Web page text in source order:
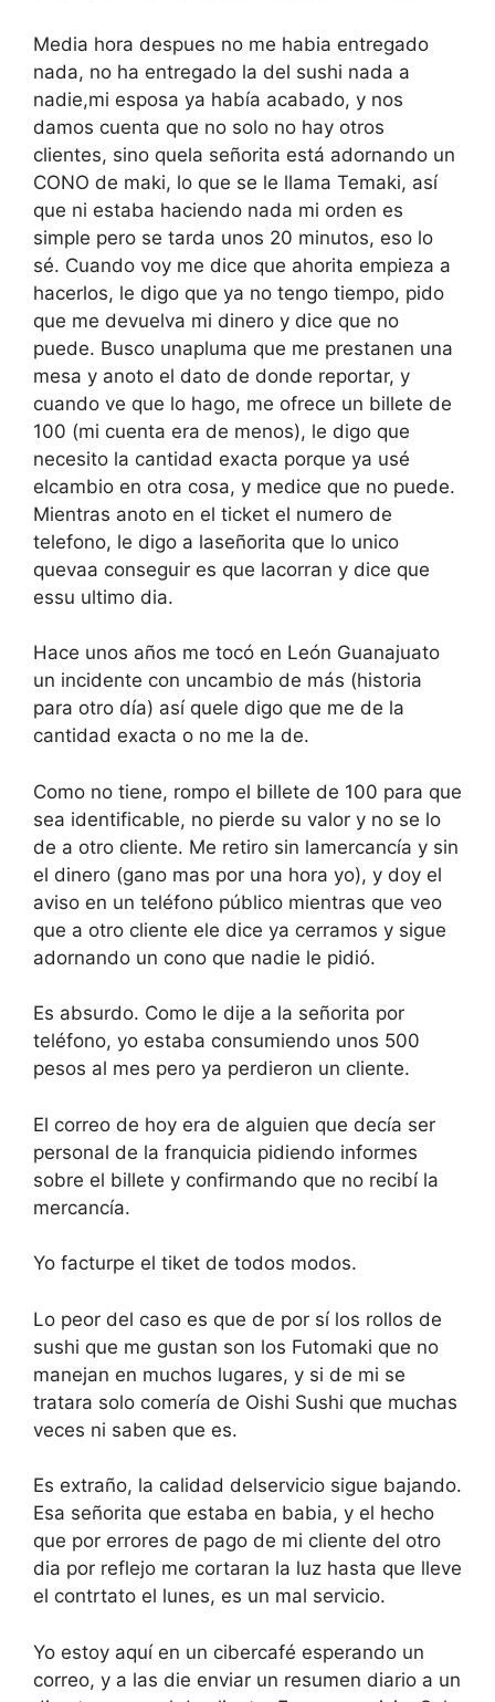
Media hora despues no me habia entregado
nada, no ha entregado la del sushi nada a
nadie,mi esposa ya había acabado, y nos
damos cuenta que no solo no hay otros
clientes, sino quela señorita está adornando un
CONO de maki, lo que se le llama Temaki, así
que ni estaba haciendo nada mi orden es
simple pero se tarda unos 20 minutos, eso lo
sé. Cuando voy me dice que ahorita empieza a
hacerlos, le digo que ya no tengo tiempo, pido
que me devuelva mi dinero y dice que no
puede. Busco unapluma que me prestanen una
mesa y anoto el dato de donde reportar, y
cuando ve que lo hago, me ofrece un billete de
100 (mi cuenta era de menos), le digo que
necesito la cantidad exacta porque ya usé
elcambio en otra cosa, y medice que no puede.
Mientras anoto en el ticket el numero de
telefono, le digo a laseñorita que lo unico
quevaa conseguir es que lacorran y dice que
essu ultimo dia.
Hace unos años me tocó en León Guanajuato
un incidente con uncambio de más (historia
para otro día) así quele digo que me de la
cantidad exacta o no me la de.
Como no tiene, rompo el billete de 100 para que
sea identificable, no pierde su valor y no se lo
de a otro cliente. Me retiro sin lamercancía y sin
el dinero (gano mas por una hora yo), y doy el
aviso en un teléfono público mientras que veo
que a otro cliente ele dice ya cerramos y sigue
adornando un cono que nadie le pidió.
Es absurdo. Como le dije a la señorita por
teléfono, yo estaba consumiendo unos 500
pesos al mes pero ya perdieron un cliente.
El correo de hoy era de alguien que decía ser
personal de la franquicia pidiendo informes
sobre el billete y confirmando que no recibí la
mercancía.
Yo facturpe el tiket de todos modos.
Lo peor del caso es que de por sí los rollos de
sushi que me gustan son los Futomaki que no
manejan en muchos lugares, y si de mi se
tratara solo comería de Oishi Sushi que muchas
veces ni saben que es.
Es extraño, la calidad delservicio sigue bajando.
Esa señorita que estaba en babia, y el hecho
que por errores de pago de mi cliente del otro
dia por reflejo me cortaran la luz hasta que lleve
el contrtato el lunes, es un mal servicio.
Yo estoy aquí en un cibercafé esperando un
correo, y a las die enviar un resumen diario a un